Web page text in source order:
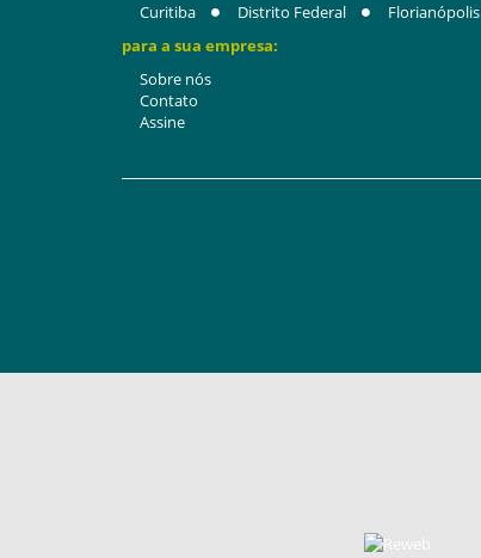
Curitiba
Distrito Federal Florianópolis
para a sua empresa:
Sobre nós
Contato
Assine